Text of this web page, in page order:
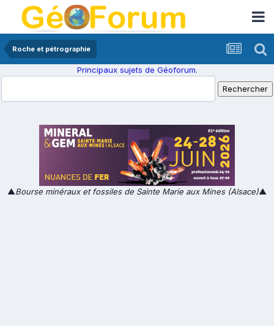
Roche et pétrographie
Principaux sujets de Géoforum.
▲Bourse minéraux et fossiles de Sainte Marie aux Mines (Alsace)▲